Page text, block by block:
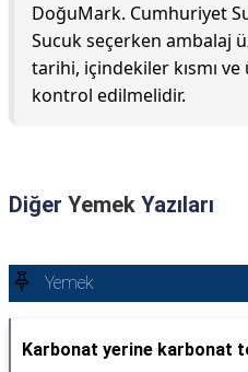
DoğuMark. Cumhuriyet
Sucuk seçerken ambalaj
tarihi, içindekiler kısmı
kontrol edilmelidir.
Diğer Yemek Yazıları
Yemek
Karbonat yerine karbonat